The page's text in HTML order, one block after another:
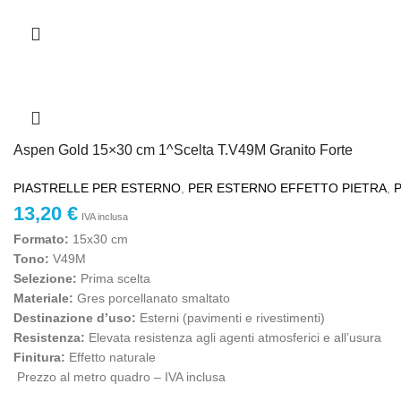
Aspen Gold 15×30 cm 1^Scelta T.V49M Granito Forte
PIASTRELLE PER ESTERNO PER ESTERNO EFFETTO PIETRA
13,20 € IVA inclusa
Formato: 15x30 cm
Tono: V49M
Selezione: Prima scelta
Materiale: Gres porcellanato smaltato
Destinazione d’uso: Esterni (pavimenti e rivestimenti)
Resistenza: Elevata resistenza agli agenti atmosferici e all’usura
Finitura: Effetto naturale
Prezzo al metro quadro – IVA inclusa